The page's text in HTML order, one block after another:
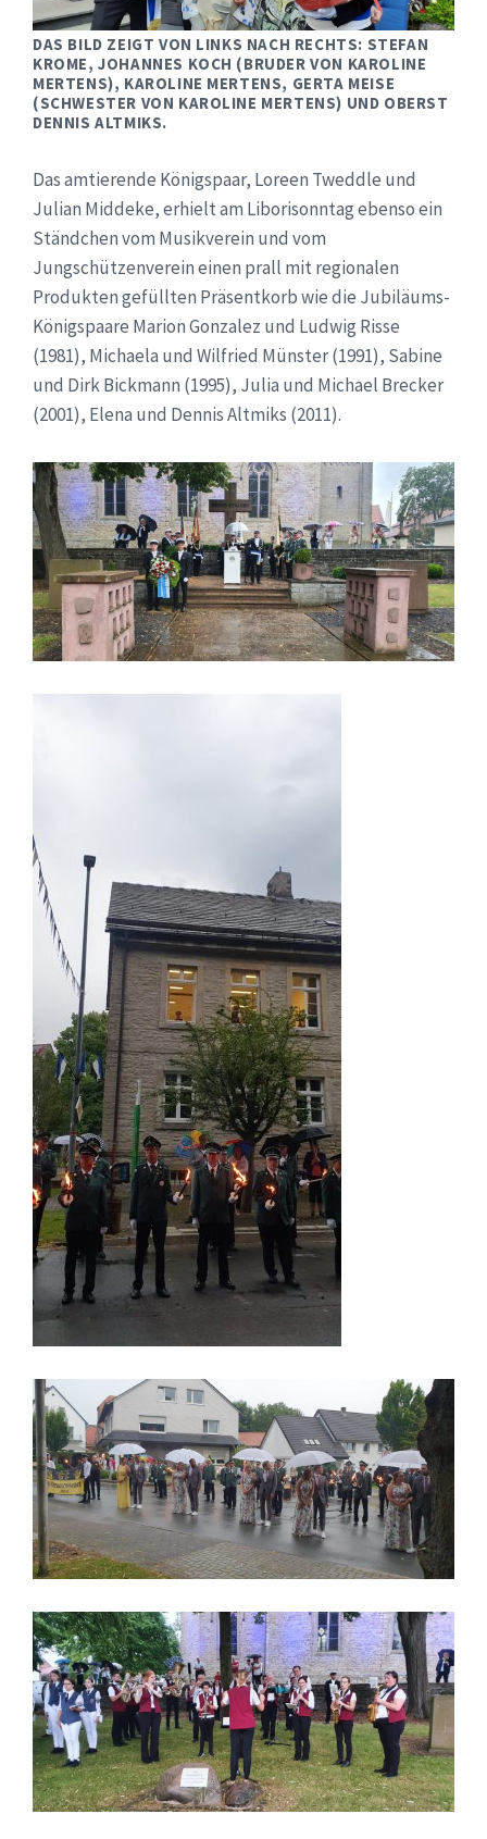
DAS BILD ZEIGT VON LINKS NACH RECHTS: STEFAN
KROME, JOHANNES KOCH (BRUDER VON KAROLINE
MERTENS), KAROLINE MERTENS, GERTA MEISE
(SCHWESTER VON KAROLINE MERTENS) UND OBERST
DENNIS ALTMIKS.
Das amtierende Königspaar, Loreen Tweddle und
Julian Middeke, erhielt am Liborisonntag ebenso ein
Ständchen vom Musikverein und vom
Jungschützenverein einen prall mit regionalen
Produkten gefüllten Präsentkorb wie die Jubiläums-
Königspaare Marion Gonzalez und Ludwig Risse
(1981), Michaela und Wilfried Münster (1991), Sabine
und Dirk Bickmann (1995), Julia und Michael Brecker
(2001), Elena und Dennis Altmiks (2011).